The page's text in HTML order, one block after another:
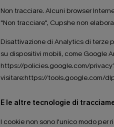
Non tracciare. Alcuni browser
"Non tracciare", Cupshe non
Disattivazione di Analytics di terze
su dispositivi mobili, come Google
https://policies.google.com/
visitare:https://tools.google.com/
E le altre tecnologie di
I cookie non sono l'unico modo per